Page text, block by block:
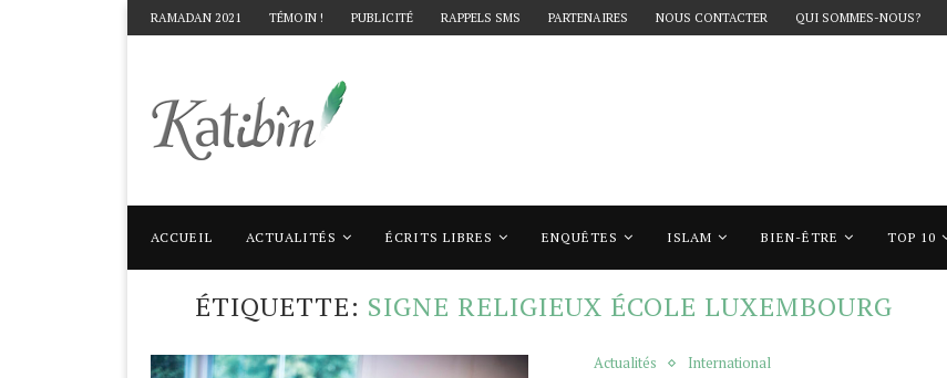
RAMADAN 2021 TÉMOIN ! PUBLICITÉ RAPPELS SMS PARTENAIRES NOUS CONTACTER QUI SOMMES-NOUS?
ACCUEIL ACTUALITÉS ÉCRITS LIBRES ENQUÊTES ISLAM BIEN-ÊTRE TOP 10
Accueil Mots clés Articles taggés avec "signe religieux école luxembourg"
ÉTIQUETTE: SIGNE RELIGIEUX ÉCOLE LUXEMBOURG
Actualités International